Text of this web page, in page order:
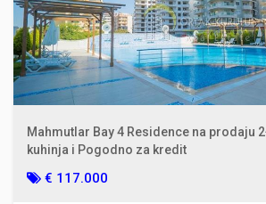
Mahmutlar Bay 4 Residence na prodaju
kuhinja i Pogodno za kredit
€ 117.000